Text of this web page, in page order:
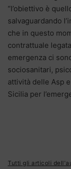
“l’obiettivo è
salvaguardando
che in questo
contrattuale
emergenza ci
sociosanitari,
attività delle Asp
Sicilia per
Tutti gli articoli